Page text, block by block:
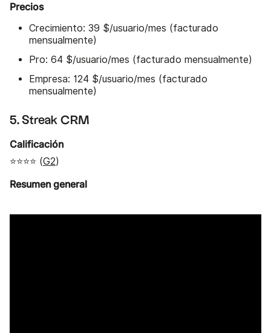
Precios
Crecimiento: 39 $/usuario/mes (facturado
mensualmente)
Pro: 64 $/usuario/mes (facturado mensualmente)
Empresa: 124 $/usuario/mes (facturado
mensualmente)
5. Streak CRM
Calificación
⭐⭐⭐⭐ (G2)
Resumen general